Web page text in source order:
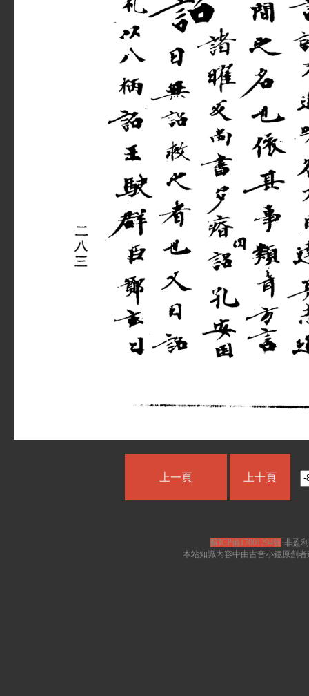
上一頁 上十頁
蘇ICP備17001294號·非盈
本站知識內容中由古音小鏡原創